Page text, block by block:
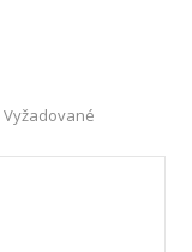
Vyžadované